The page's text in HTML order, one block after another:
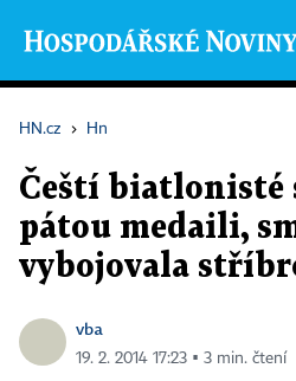
HN.cz › Hn
Čeští biatlonisté
pátou medaili,
vybojovala
vba
19. 2. 2014 17:23 ▪ 3 min. čtení